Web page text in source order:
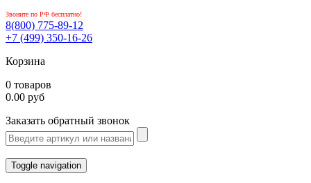
Звоните по РФ бесплатно!
8(800) 775-89-12
+7 (499) 350-16-26
Корзина
0 товаров
0.00 руб
Заказать обратный звонок
Toggle navigation